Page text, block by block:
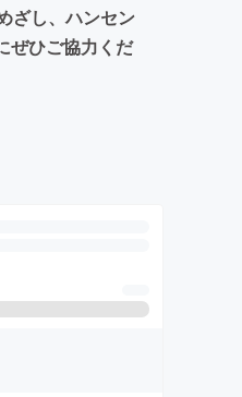
ざし、ハンセン
ぜひご協力くだ